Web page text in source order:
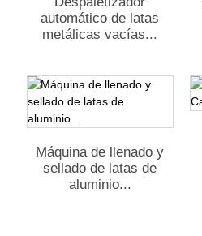
automático de latas
metálicas vacías...
Máquina de llenado y
sellado de latas de
aluminio...